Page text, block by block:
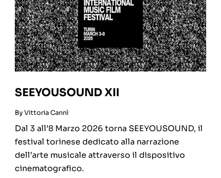
SEEYOUSOUND XII
ByVittoria Cannì
Dal 3 all’8 Marzo 2026 torna SEEYOUSOUND, il
festival torinese dedicato alla narrazione
dell’arte musicale attraverso il dispositivo
cinematografico.